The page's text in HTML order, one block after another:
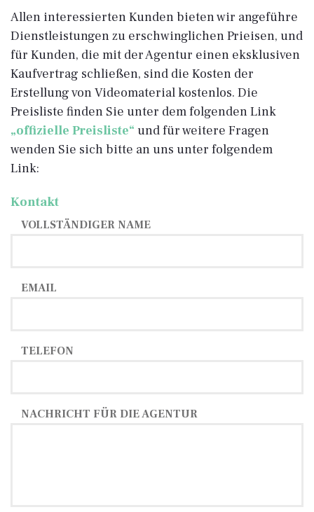
Allen interessierten Kunden bieten wir angeführe
Dienstleistungen zu erschwinglichen Prieisen, und
für Kunden, die mit der Agentur einen eksklusiven
Kaufvertrag schließen, sind die Kosten der
Erstellung von Videomaterial kostenlos. Die
Preisliste finden Sie unter dem folgenden Link
„offizielle Preisliste“ und für weitere Fragen
wenden Sie sich bitte an uns unter folgendem
Link:
Kontakt
VOLLSTÄNDIGER NAME
EMAIL
TELEFON
NACHRICHT FÜR DIE AGENTUR